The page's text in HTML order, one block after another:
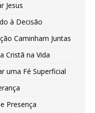
Jesus
à Decisão
Caminham Juntas
Cristã na Vida
uma Fé Superficial
Presença